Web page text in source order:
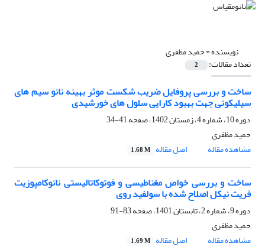
نویسنده =حمید مظفری
تعداد مقالات: 2
ساخت و بررسی پروفایل ضریب شکست موثر بهینه نانو سیم های
سیلیکونی جهت بهبود کارایی سلول های خورشیدی
دوره 10، شماره 4، زمستان 1402، صفحه
41-34
حمید مظفری
مشاهده مقاله
اصل مقاله 1.68 M
ساخت و بررسی خواص مغناطیسی و فوتوکاتالیستی نانوکامپوزیت
فریت نیکل اصلاح شده با سولفید روی
دوره 9، شماره 2، تابستان 1401، صفحه
83-91
حمید مظفری
مشاهده مقاله
اصل مقاله 1.69 M